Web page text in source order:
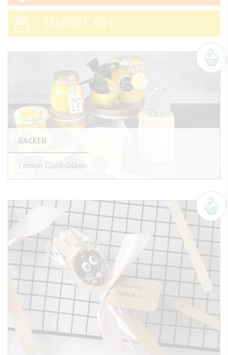
KREATIVE KIDS
BACKEN
Lemon Curd-Gläser